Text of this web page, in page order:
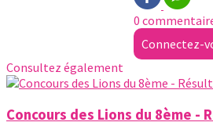
0
Connectez-
Consultez également
Concours des Lions du 8ème -